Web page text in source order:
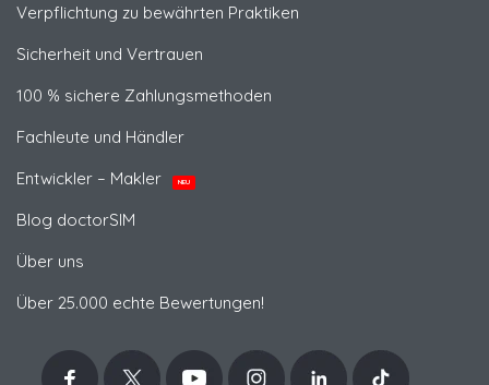
Verpflichtung zu bewährten Praktiken
Sicherheit und Vertrauen
100 % sichere Zahlungsmethoden
Fachleute und Händler
Entwickler – Makler
NEU
Blog doctorSIM
Über uns
Über 25.000 echte Bewertungen!